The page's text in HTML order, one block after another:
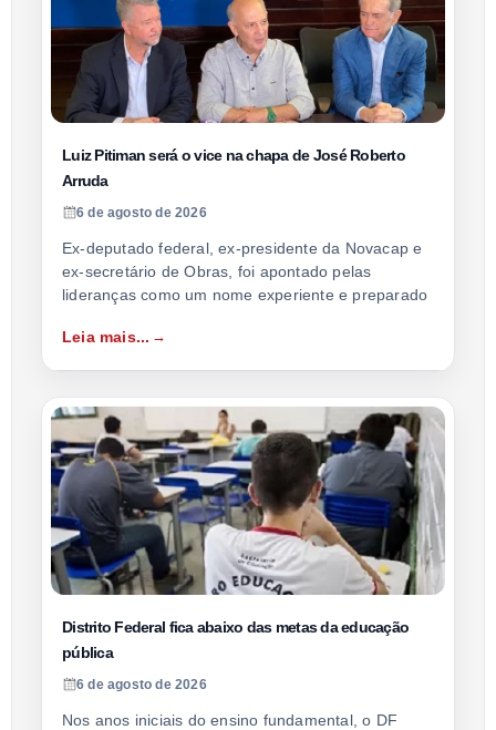
Luiz Pitiman será o vice na chapa de José Roberto
Arruda
6 de agosto de 2026
Ex-deputado federal, ex-presidente da Novacap e
ex-secretário de Obras, foi apontado pelas
lideranças como um nome experiente e preparado
Leia mais...
Distrito Federal fica abaixo das metas da educação
pública
6 de agosto de 2026
Nos anos iniciais do ensino fundamental, o DF